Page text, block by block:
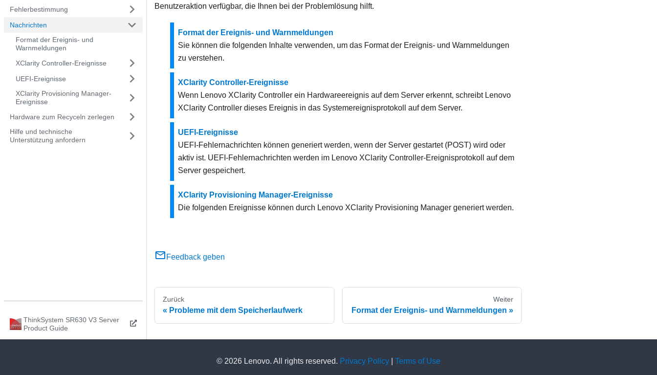
Fehlerbestimmung
Nachrichten
Format der Ereignis- und
Warnmeldungen
XClarity Controller-Ereignisse
UEFI-Ereignisse
XClarity Provisioning Manager-
Ereignisse
Hardware zum Recyceln zerlegen
Hilfe und technische
Unterstützung anfordern
ThinkSystem SR630 V3 Server
Product Guide
Benutzeraktion verfügbar, die Ihnen bei der Problemlösung hilft.
Format der Ereignis- und Warnmeldungen
Sie können die folgenden Inhalte verwenden, um das Format der Ereignis- und Warnmeldungen
zu verstehen.
XClarity Controller-Ereignisse
Wenn Lenovo XClarity Controller ein Hardwareereignis auf dem Server erkennt, schreibt Lenovo
XClarity Controller dieses Ereignis in das Systemereignisprotokoll auf dem Server.
UEFI-Ereignisse
UEFI-Fehlernachrichten können generiert werden, wenn der Server gestartet (POST) wird oder
aktiv ist. UEFI-Fehlernachrichten werden im Lenovo XClarity Controller-Ereignisprotokoll auf dem
Server gespeichert.
XClarity Provisioning Manager-Ereignisse
Die folgenden Ereignisse können durch Lenovo XClarity Provisioning Manager generiert werden.
Feedback geben
Zurück
Probleme mit dem Speicherlaufwerk
Weiter
Format der Ereignis- und Warnmeldungen
© 2026 Lenovo. All rights reserved. Privacy Policy Terms of Use